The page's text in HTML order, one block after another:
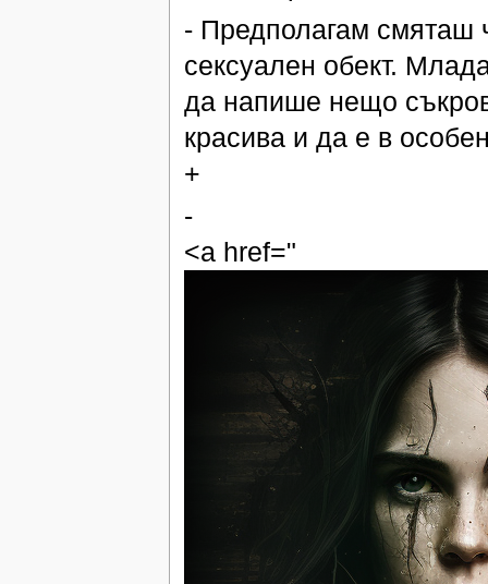
- Предполагам смяташ
сексуален обект.
да напише нещо
красива и да е в
+
-
<a href="